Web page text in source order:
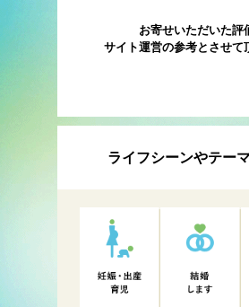
お寄せいただいた評
サイト運営の参考とさせて
ライフシーンやテー